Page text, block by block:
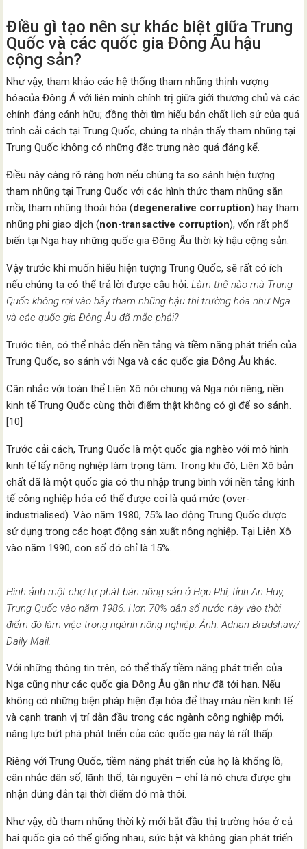
Điều gì tạo nên sự khác biệt giữa Trung
Quốc và các quốc gia Đông Âu hậu
cộng sản?
Như vậy, tham khảo các hệ thống tham nhũng thịnh vượng
hóacủa Đông Á với liên minh chính trị giữa giới thương chủ và các
chính đảng cánh hữu; đồng thời tìm hiểu bản chất lịch sử của quá
trình cải cách tại Trung Quốc, chúng ta nhận thấy tham nhũng tại
Trung Quốc không có những đặc trưng nào quá đáng kể.
Điều này càng rõ ràng hơn nếu chúng ta so sánh hiện tượng
tham nhũng tại Trung Quốc với các hình thức tham nhũng săn
mồi, tham nhũng thoái hóa (degenerative corruption) hay tham
nhũng phi giao dịch (non-transactive corruption), vốn rất phổ
biến tại Nga hay những quốc gia Đông Âu thời kỳ hậu cộng sản.
Vậy trước khi muốn hiểu hiện tượng Trung Quốc, sẽ rất có ích
nếu chúng ta có thể trả lời được câu hỏi:Làm thế nào mà Trung
Quốc không rơi vào bẫy tham nhũng hậu thị trường hóa như Nga
và các quốc gia Đông Âu đã mắc phải?
Trước tiên, có thể nhắc đến nền tảng và tiềm năng phát triển của
Trung Quốc, so sánh với Nga và các quốc gia Đông Âu khác.
Cân nhắc với toàn thể Liên Xô nói chung và Nga nói riêng, nền
kinh tế Trung Quốc cùng thời điểm thật không có gì để so sánh.
[10]
Trước cải cách, Trung Quốc là một quốc gia nghèo với mô hình
kinh tế lấy nông nghiệp làm trọng tâm. Trong khi đó, Liên Xô bản
chất đã là một quốc gia có thu nhập trung bình với nền tảng kinh
tế công nghiệp hóa có thể được coi là quá mức (over-
industrialised). Vào năm 1980, 75% lao động Trung Quốc được
sử dụng trong các hoạt động sản xuất nông nghiệp. Tại Liên Xô
vào năm 1990, con số đó chỉ là 15%.
Hình ảnh một chợ tự phát bán nông sản ở Hợp Phì, tỉnh An Huy,
Trung Quốc vào năm 1986. Hơn 70% dân số nước này vào thời
điểm đó làm việc trong ngành nông nghiệp. Ảnh: Adrian Bradshaw/
Daily Mail.
Với những thông tin trên, có thể thấy tiềm năng phát triển của
Nga cũng như các quốc gia Đông Âu gần như đã tới hạn. Nếu
không có những biện pháp hiện đại hóa để thay máu nền kinh tế
và cạnh tranh vị trí dẫn đầu trong các ngành công nghiệp mới,
năng lực bứt phá phát triển của các quốc gia này là rất thấp.
Riêng với Trung Quốc, tiềm năng phát triển của họ là khổng lồ,
cân nhắc dân số, lãnh thổ, tài nguyên – chỉ là nó chưa được ghi
nhận đúng đắn tại thời điểm đó mà thôi.
Như vậy, dù tham nhũng thời kỳ mới bắt đầu thị trường hóa ở cả
hai quốc gia có thể giống nhau, sức bật và không gian phát triển